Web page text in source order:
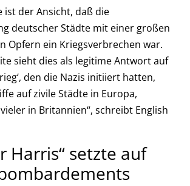
ist der Ansicht, daß die
deutscher Städte mit einer großen
Opfern ein Kriegsverbrechen war.
sieht dies als legitime Antwort auf
den die Nazis initiiert hatten,
auf zivile Städte in Europa,
in Britannien“, schreibt English
Harris“ setzte auf